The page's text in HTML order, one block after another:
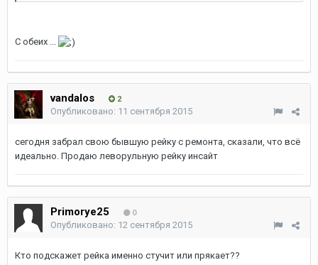
С обеих ...
vandalos 2
Опубликовано: 11 сентября 2015
сегодня забрал свою бывшую рейку с ремонта, сказали, что всё
идеально. Продаю леворульную рейку инсайт
Primorye25 0
Опубликовано: 12 сентября 2015
Кто подскажет рейка именно стучит или прякает??